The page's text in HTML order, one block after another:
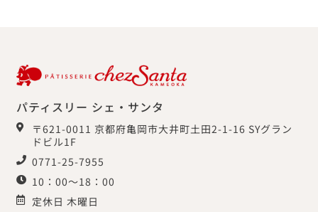
パティスリー シェ・サンタ
〒621-0011 京都府亀岡市大井町土田2-1-16 SYグラン
ドビル1F
0771-25-7955
10：00～18：00
定休日 木曜日